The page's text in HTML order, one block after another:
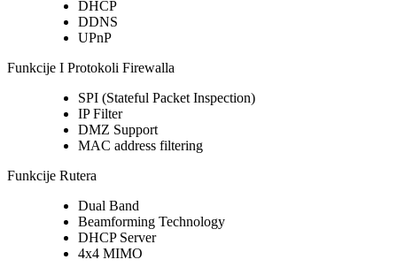
DHCP
DDNS
UPnP
Funkcije I Protokoli Firewalla
SPI (Stateful Packet Inspection)
IP Filter
DMZ Support
MAC address filtering
Funkcije Rutera
Dual Band
Beamforming Technology
DHCP Server
4x4 MIMO